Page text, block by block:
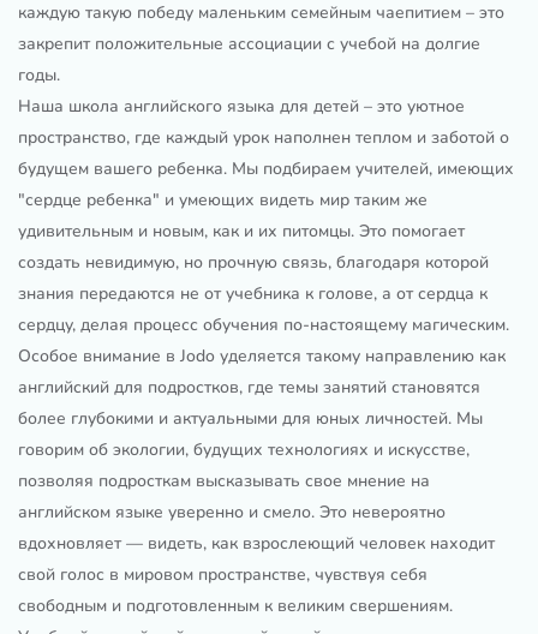
каждую такую ​​победу маленьким семейным чаепитием – это
закрепит положительные ассоциации с учебой на долгие
годы.
Наша школа английского языка для детей – это уютное
пространство, где каждый урок наполнен теплом и заботой о
будущем вашего ребенка. Мы подбираем учителей, имеющих
"сердце ребенка" и умеющих видеть мир таким же
удивительным и новым, как и их питомцы. Это помогает
создать невидимую, но прочную связь, благодаря которой
знания передаются не от учебника к голове, а от сердца к
сердцу, делая процесс обучения по-настоящему магическим.
Особое внимание в Jodo уделяется такому направлению как
английский для подростков, где темы занятий становятся
более глубокими и актуальными для юных личностей. Мы
говорим об экологии, будущих технологиях и искусстве,
позволяя подросткам высказывать свое мнение на
английском языке уверенно и смело. Это невероятно
вдохновляет — видеть, как взрослеющий человек находит
свой голос в мировом пространстве, чувствуя себя
свободным и подготовленным к великим свершениям.